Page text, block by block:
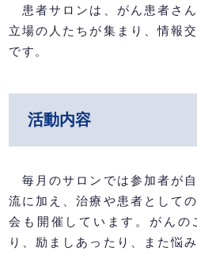
患者サロンは、がん患者さ
立場の人たちが集まり、情報
です。
活動内容
毎月のサロンでは参加者が
流に加え、治療や患者として
会も開催しています。がんの
り、励ましあったり、また悩